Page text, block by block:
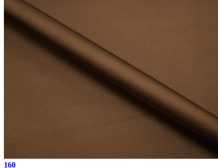
160